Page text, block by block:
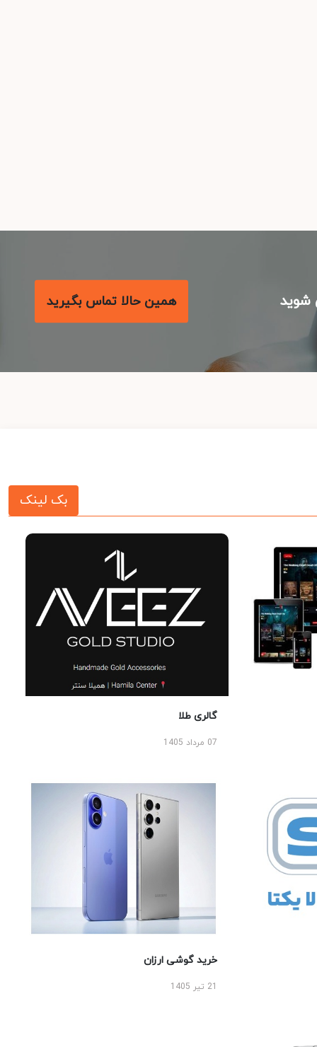
همین حالا تماس بگیرید
بک لینک
گالری طلا
07 مرداد 1405
خرید گوشی ارزان